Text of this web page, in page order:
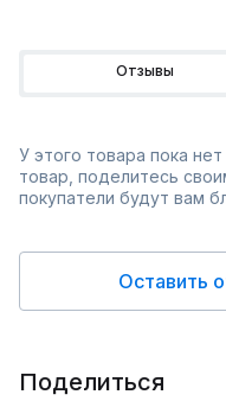
Отзывы
У этого товара пока
товар, поделитесь
покупатели будут вам
Оставить
Поделиться